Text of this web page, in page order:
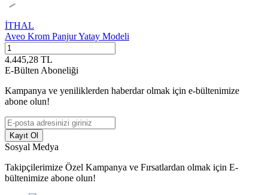
İTHAL
Aveo Krom Panjur Yatay Modeli
4.445,28 TL
E-Bülten Aboneliği
Kampanya ve yeniliklerden haberdar olmak için e-bültenimize
abone olun!
Kayıt Ol
Sosyal Medya
Takipçilerimize Özel Kampanya ve Fırsatlardan olmak için E-
bültenimize abone olun!